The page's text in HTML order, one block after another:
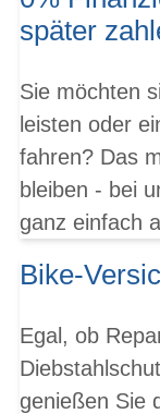
später
Sie möchten
leisten oder
fahren? Das
bleiben - bei
ganz einfach
Bike-
Egal, ob
genießen Sie